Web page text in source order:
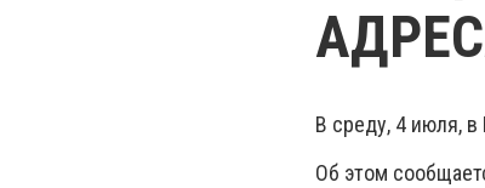
В среду, 4 июля,
Об этом